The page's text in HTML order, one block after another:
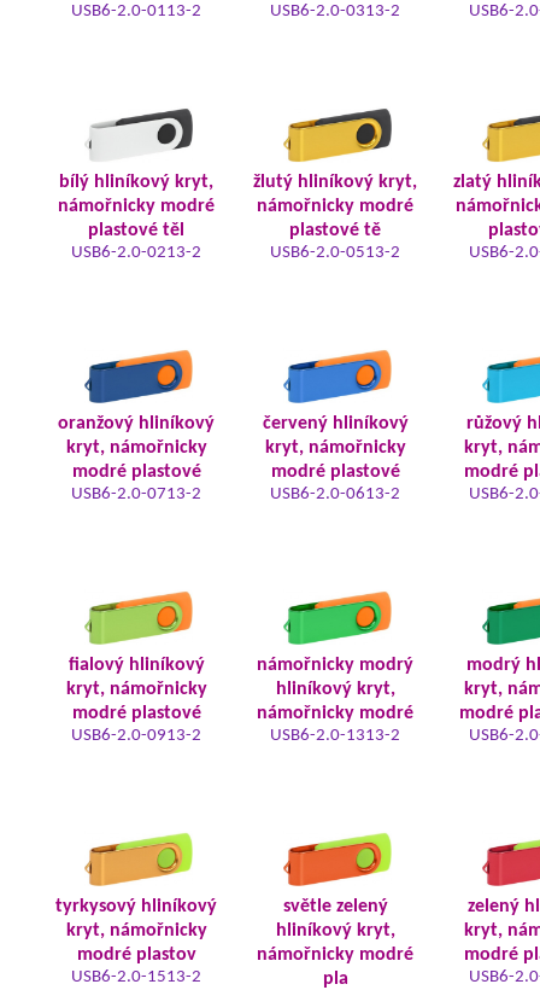
USB6-2.0-0113-2 USB6-2.0-0313-2 USB6-
bílý hliníkový kryt,
námořnicky modré
plastové těl
USB6-2.0-0213-2
žlutý hliníkový kryt,
námořnicky modré
plastové tě
USB6-2.0-0513-2
zlatý
USB6-
oranžový hliníkový
kryt, námořnicky
modré plastové
USB6-2.0-0713-2
červený hliníkový
kryt, námořnicky
modré plastové
USB6-2.0-0613-2
růžový
kryt,
modré
USB6-
fialový hliníkový
kryt, námořnicky
modré plastové
USB6-2.0-0913-2
námořnicky modrý
hliníkový kryt,
námořnicky modré
USB6-2.0-1313-2
modrý
kryt,
modré
USB6-
tyrkysový hliníkový
kryt, námořnicky
modré plastov
USB6-2.0-1513-2
světle zelený
hliníkový kryt,
námořnicky modré
pla
zelený
kryt,
modré
USB6-